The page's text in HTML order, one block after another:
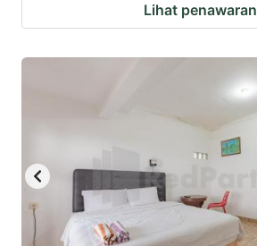
Lihat penawaran